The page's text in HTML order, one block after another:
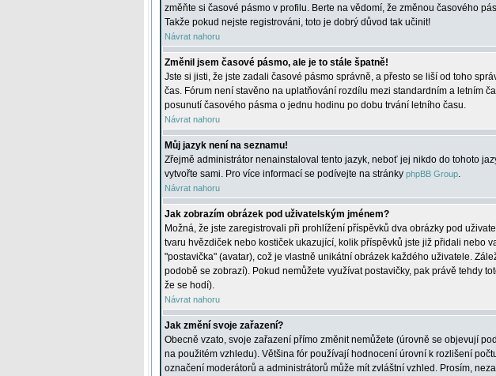
změňte si časové pásmo v profilu. Berte na vědomí, že změnou časového
Takže pokud nejste registrováni, toto je dobrý důvod tak učinit!
Návrat nahoru
Změnil jsem časové pásmo, ale je to stále špatně!
Jste si jisti, že jste zadali časové pásmo správně, a přesto se liší od toho
čas. Fórum není stavěno na uplatňování rozdílu mezi standardním a letním
posunutí časového pásma o jednu hodinu po dobu trvání letního času.
Návrat nahoru
Můj jazyk není na seznamu!
Zřejmě administrátor nenainstaloval tento jazyk, neboť jej nikdo do tohoto
vytvořte sami. Pro více informací se podívejte na stránky phpBB Group.
Návrat nahoru
Jak zobrazím obrázek pod uživatelským jménem?
Možná, že jste zaregistrovali při prohlížení příspěvků dva obrázky pod
tvaru hvězdiček nebo kostiček ukazující, kolik příspěvků jste již přidali nebo
"postavička" (avatar), což je vlastně unikátní obrázek každého uživatele.
podobě se zobrazí). Pokud nemůžete využívat postavičky, pak právě tehdy
že se hodí).
Návrat nahoru
Jak změní svoje zařazení?
Obecně vzato, svoje zařazení přímo změnit nemůžete (úrovně se objevují
na použitém vzhledu). Většina fór používají hodnocení úrovní k rozlišení
označení moderátorů a administrátorů může mít zvláštní vzhled. Prosím,